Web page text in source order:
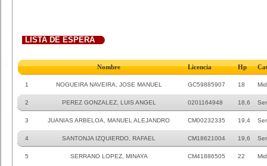
LISTA DE ESPERA
Nombre Licencia Hp
1 NOGUEIRA NAVEIRA, JOSE MANUEL GC59885907 18
2 PEREZ GONZALEZ, LUIS ANGEL 0201164948 18,6
3 JUANIAS ARBELOA, MANUEL ALEJANDRO CM00232335 19,4
4 SANTONJA IZQUIERDO, RAFAEL CM18621004 19,6
5 SERRANO LOPEZ, MINAYA CM41886505 22